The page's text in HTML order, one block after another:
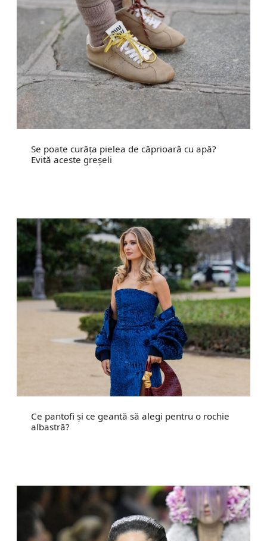
Se poate curăța pielea de căprioară cu apă?
Evită aceste greșeli
Ce pantofi și ce geantă să alegi pentru o rochie
albastră?